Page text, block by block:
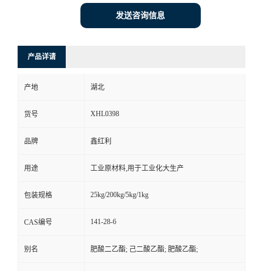
发送咨询信息
产品详请
产地 湖北
货号 XHL0398
品牌 鑫红利
用途 工业原材料,用于工业化大生产
包装规格 25kg/200kg/5kg/1kg
CAS编号 141-28-6
别名 肥酸二乙酯; 己二酸乙酯; 肥酸乙酯;